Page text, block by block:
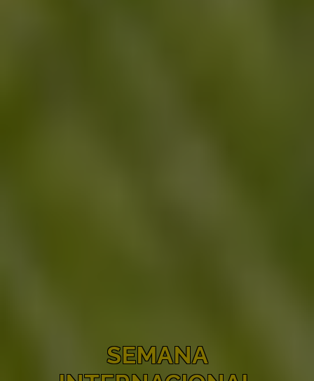
SEMANA